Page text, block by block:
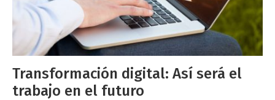
Transformación digital: Así será el
trabajo en el futuro